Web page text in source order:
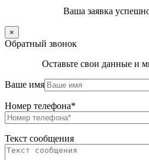
Ваша заявка
×
Обратный звонок
Оставьте свои данные и
Ваше имя
Номер телефона*
Текст сообщения